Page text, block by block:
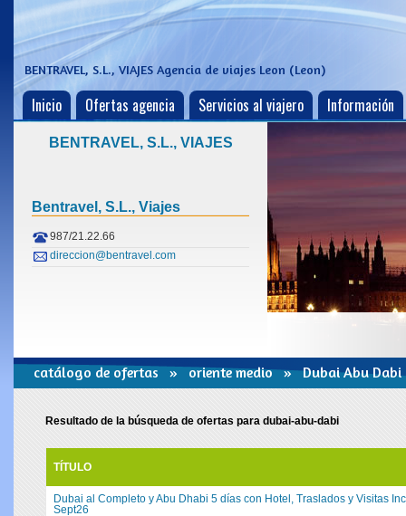
BENTRAVEL, S.L., VIAJES Agencia de viajes Leon (Leon)
Inicio Ofertas agencia Servicios al viajero Información
BENTRAVEL, S.L., VIAJES
Bentravel, S.l., Viajes
987/21.22.66
direccion@bentravel.com
catálogo de ofertas»oriente medio» Dubai Abu Dabi
Resultado de la búsqueda de ofertas para dubai-abu-dabi
TÍTULO
Dubai al Completo y Abu Dhabi 5 días con Hotel, Traslados y Visitas
Sept26